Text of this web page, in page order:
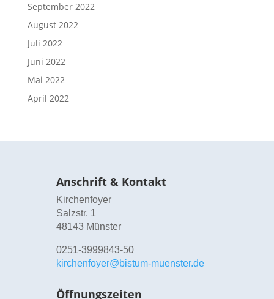
September 2022
August 2022
Juli 2022
Juni 2022
Mai 2022
April 2022
Anschrift & Kontakt
Kirchenfoyer
Salzstr. 1
48143 Münster
0251-3999843-50
kirchenfoyer@bistum-muenster.de
Öffnungszeiten